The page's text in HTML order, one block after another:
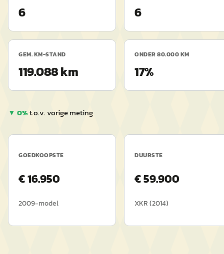
6 6
GEM. KM-STAND
119.088 km
ONDER 80.000 KM
17%
▼ 0%t.o.v. vorige meting
GOEDKOOPSTE
€16.950
2009-model
DUURSTE
€59.900
XKR(2014)